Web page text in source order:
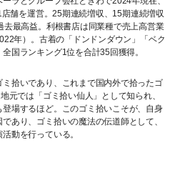
舗を運営。25期連続増収、15期連続増収
去最高益。利根書店は同業種で売上高営業
年）。古着の「ドンドンダウン」「ベク
全国ランキング1位を合計35回獲得。
ミ拾いであり、これまで国内外で拾ったゴ
元では「ゴミ拾い仙人」として知られ、
場するほど。このゴミ拾いこそが、自身
あり、ゴミ拾いの魔法の伝道師として、
動を行っている。